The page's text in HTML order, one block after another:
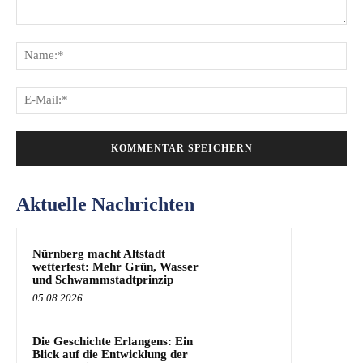
Aktuelle Nachrichten
Nürnberg macht Altstadt
wetterfest: Mehr Grün, Wasser
und Schwammstadtprinzip
05.08.2026
Die Geschichte Erlangens: Ein
Blick auf die Entwicklung der